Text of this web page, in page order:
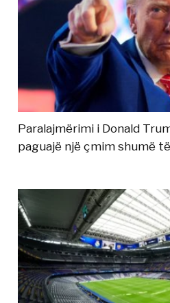
Paralajmërimi i Donald
paguajë një çmim shumë